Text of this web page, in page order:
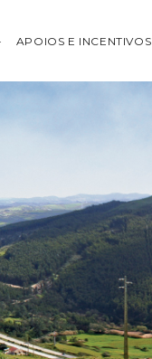
APOIOS E INCENTIVOS